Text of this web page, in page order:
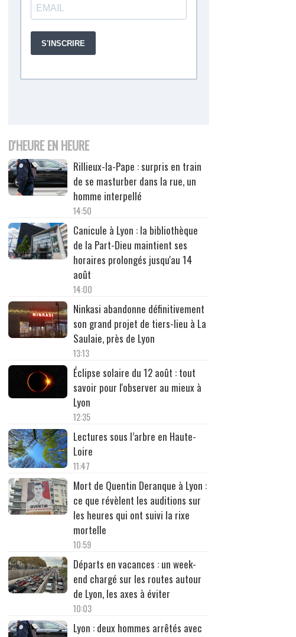
D'HEURE EN HEURE
Rillieux-la-Pape : surpris en train
de se masturber dans la rue, un
homme interpellé
14:50
Canicule à Lyon : la bibliothèque
de la Part-Dieu maintient ses
horaires prolongés jusqu'au 14
août
14:00
Ninkasi abandonne définitivement
son grand projet de tiers-lieu à La
Saulaie, près de Lyon
13:13
Éclipse solaire du 12 août : tout
savoir pour l'observer au mieux à
Lyon
12:35
Lectures sous l’arbre en Haute-
Loire
11:47
Mort de Quentin Deranque à Lyon :
ce que révèlent les auditions sur
les heures qui ont suivi la rixe
mortelle
10:59
Départs en vacances : un week-
end chargé sur les routes autour
de Lyon, les axes à éviter
10:03
Lyon : deux hommes arrêtés avec